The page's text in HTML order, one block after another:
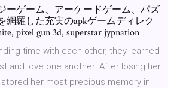
ーゲーム、アーケードゲーム、パズ
網羅した充実のapkゲームディレク
pixel gun 3d, superstar jypnation
time with each other, they learned
and love one another. After losing her
stored her most precious memory in